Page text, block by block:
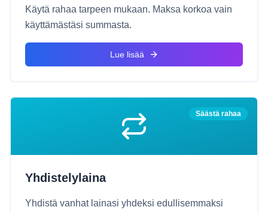
Käytä rahaa tarpeen mukaan. Maksa korkoa vain
käyttämästäsi summasta.
Lue lisää
Säästä rahaa
Yhdistelylaina
Yhdistä vanhat lainasi yhdeksi edullisemmaksi